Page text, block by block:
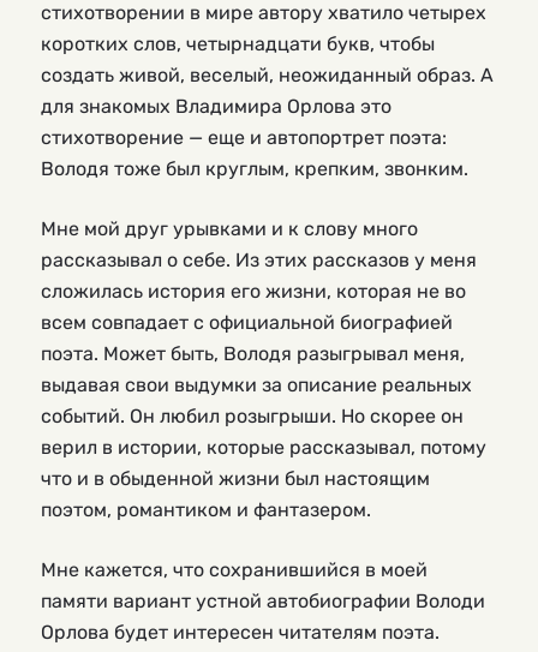
стихотворении в мире автору хватило четырех
коротких слов, четырнадцати букв, чтобы
создать живой, веселый, неожиданный образ. А
для знакомых Владимира Орлова это
стихотворение — еще и автопортрет поэта:
Володя тоже был круглым, крепким, звонким.
Мне мой друг урывками и к слову много
рассказывал о себе. Из этих рассказов у меня
сложилась история его жизни, которая не во
всем совпадает с официальной биографией
поэта. Может быть, Володя разыгрывал меня,
выдавая свои выдумки за описание реальных
событий. Он любил розыгрыши. Но скорее он
верил в истории, которые рассказывал, потому
что и в обыденной жизни был настоящим
поэтом, романтиком и фантазером.
Мне кажется, что сохранившийся в моей
памяти вариант устной автобиографии Володи
Орлова будет интересен читателям поэта.